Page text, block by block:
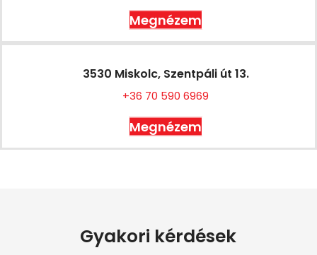
Megnézem
3530 Miskolc, Szentpáli út 13.
+36 70 590 6969
Megnézem
Gyakori kérdések